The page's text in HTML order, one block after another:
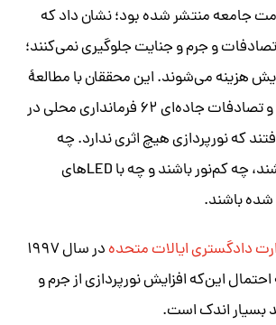
جامعه منتشر شده بود؛ نشان داد که
تصادفات و جرم و جنایت جلوگیری نمی‌کنند؛
هزینه می‌شوند. این محققان با مطالعهٔ
داده‌های پلیس راه و تصادفات جاده‌ای ۶۲ فرمانداری محلی در
که نورپردازی هیچ اثری ندارد. چه
چراغ‌ها خاموش باشند، چه کم‌نور باشند و چه با LEDهای
باشند.
دادگستری ایالات متحده
در سال ۱۹۹۷
این‌که افزایش نورپردازی از جرم و
بسیار اندک است.